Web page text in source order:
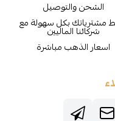
الشحن والتوصيل
مشترياتك بكل سهولة مع
شركائنا الماليين
اسعار الذهب مباشرة